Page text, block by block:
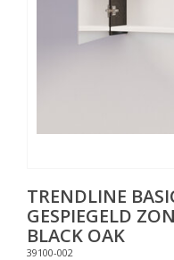
TRENDLINE
GESPIEGELD
BLACK OAK
39100-002